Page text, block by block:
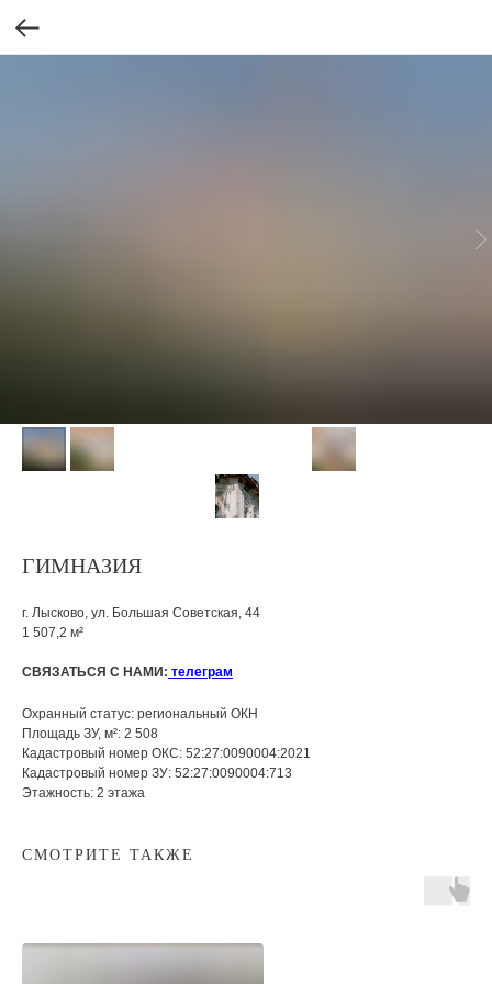
ГИМНАЗИЯ
г. Лысково, ул. Большая Советская, 44
1 507,2 м²
СВЯЗАТЬСЯ С НАМИ: телеграм
Охранный статус: региональный ОКН
Площадь ЗУ, м²: 2 508
Кадастровый номер ОКС: 52:27:0090004:2021
Кадастровый номер ЗУ: 52:27:0090004:713
Этажность: 2 этажа
СМОТРИТЕ ТАКЖЕ